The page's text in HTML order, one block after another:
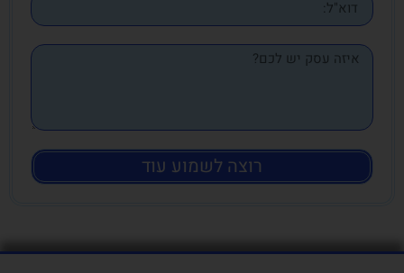
רוצה לשמוע עוד